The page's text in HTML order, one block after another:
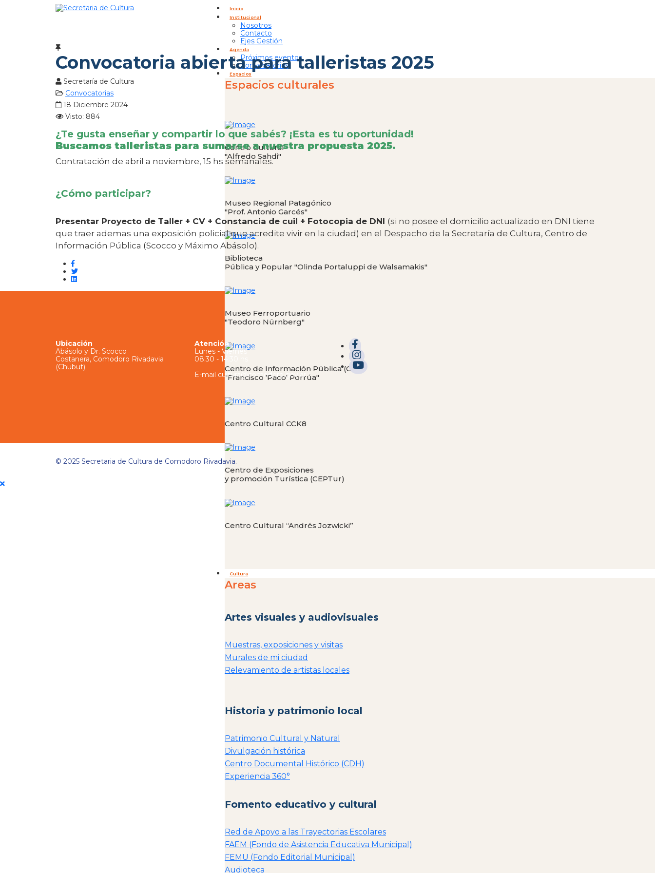
Inicio
Institucional
Nosotros
Contacto
Ejes Gestión
Agenda
Próximos eventos
Convocatorias
Espacios
Espacios culturales
Centro Cultural
"Alfredo Sahdi"
Museo Regional Patagónico
"Prof. Antonio Garcés"
Biblioteca
Pública y Popular "Olinda Portaluppi de Walsamakis"
Museo Ferroportuario
"Teodoro Nürnberg"
Centro de Información Pública (CIP)
"Francisco 'Paco' Porrúa"
Centro Cultural CCK8
Centro de Exposiciones
y promoción Turística (CEPTur)
Centro Cultural “Andrés Jozwicki”
Cultura
Areas
Artes visuales y audiovisuales
Muestras, exposiciones y visitas
Murales de mi ciudad
Relevamiento de artistas locales
Historia y patrimonio local
Patrimonio Cultural y Natural
Divulgación histórica
Centro Documental Histórico (CDH)
Experiencia 360°
Fomento educativo y cultural
Red de Apoyo a las Trayectorias Escolares
FAEM (Fondo de Asistencia Educativa Municipal)
FEMU (Fondo Editorial Municipal)
Audioteca
Convocatoria abierta para talleristas 2025
Secretaría de Cultura
Convocatorias
18 Diciembre 2024
Visto: 884
¿Te gusta enseñar y compartir lo que sabés? ¡Esta es tu oportunidad!
Buscamos talleristas para sumarse a nuestra propuesta 2025.
Contratación de abril a noviembre, 15 hs semanales.
¿Cómo participar?
Presentar Proyecto de Taller + CV + Constancia de cuil + Fotocopia de DNI (si no posee el domicilio actualizado en DNI tiene
que traer ademas una exposición policial que acredite vivir en la ciudad) en el Despacho de la Secretaría de Cultura, Centro de
Información Pública (Scocco y Máximo Abásolo).
Ubicación
Abásolo y Dr. Scocco
Costanera, Comodoro Rivadavia
(Chubut)
Atención
Lunes - Viernes
08:30 - 14:30 hs
E-mail cultura@comodoro.gov.ar
© 2025 Secretaria de Cultura de Comodoro Rivadavia.